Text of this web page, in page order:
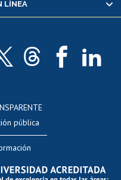
alumnos
LÍNEA
pública